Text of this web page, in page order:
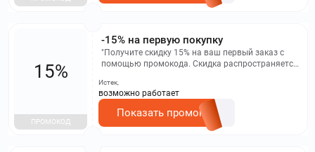
-15% на первую покупку
"Получите скидку 15% на ваш первый заказ с
помощью промокода. Скидка распространяется
представленный на данной странице.
15%
ПРОМОКОД
Истек,
возможно работает
Показать промокод